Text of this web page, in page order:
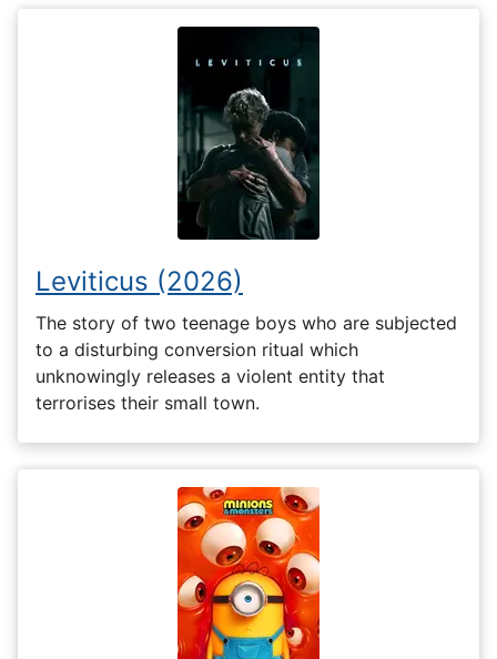
Leviticus (2026)
The story of two teenage boys who are subjected
to a disturbing conversion ritual which
unknowingly releases a violent entity that
terrorises their small town.